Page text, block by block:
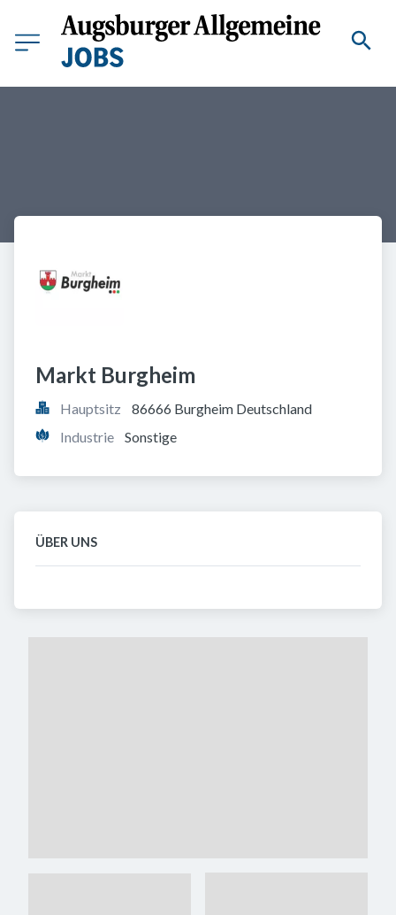
Markt Burgheim
Hauptsitz
86666 Burgheim Deutschland
Industrie
Sonstige
ÜBER UNS